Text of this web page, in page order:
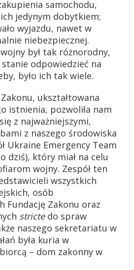
samochodu,
jedynym dobytkiem;
wyjazdu, nawet w
niebezpiecznej.
był tak różnorodny,
odpowiedzieć na
było ich tak wiele.
ukształtowana
istnienia, pozwoliła nam
z najważniejszymi,
z naszego środowiska
Ukraine Emergency Team
dziś), który miał na celu
wojny. Zespół ten
wszystkich
osób
Fundację Zakonu oraz
strictedo spraw
naszego sekretariatu w
była kuria w
– dom zakonny w